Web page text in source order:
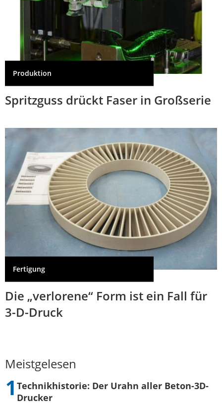
Produktion
Spritzguss drückt Faser in Großserie
Fertigung
Die „verlorene“ Form ist ein Fall für
3-D-Druck
Meistgelesen
Technikhistorie: Der Urahn aller Beton-3D-
Drucker